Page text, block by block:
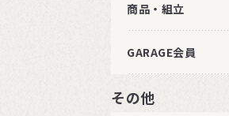
商品・組立
GARAGE会員
その他